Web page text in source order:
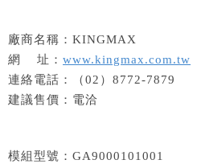
廠商名稱：KINGMAX
網 址： www.kingmax.com.tw
連絡電話：（02）8772-7879
建議售價：電洽
模組型號：GA9000101001